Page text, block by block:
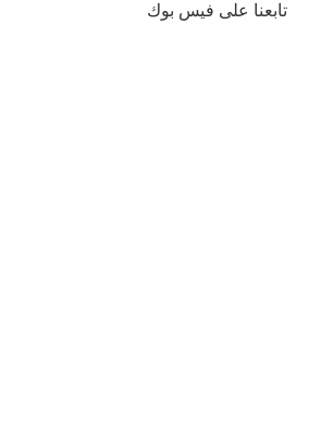
تابعنا على فيس بوك